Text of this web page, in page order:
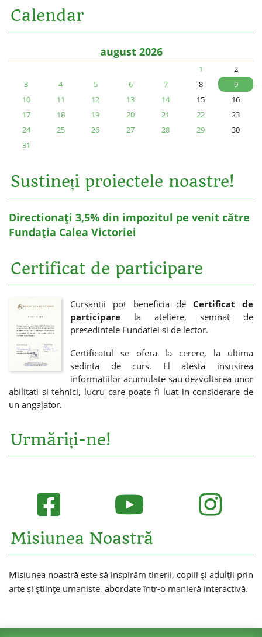
Calendar
august 2026
1
2
3
4 5 6 7 8
9
10
11 12 13 14 15
16
17
18 19 20 21 22
23
24
25 26 27 28 29
30
31
Sustineți proiectele noastre!
Directionați 3,5% din impozitul pe venit către
Fundația Calea Victoriei
Certificat de participare
Cursantii pot beneficia de Certificat de
participare la ateliere, semnat de
presedintele Fundatiei si de lector.
Certificatul se ofera la cerere, la ultima
sedinta de curs. El atesta insusirea
informatiilor acumulate sau dezvoltarea unor
abilitati si tehnici, lucru care poate fi luat in considerare de
un angajator.
Urmăriți-ne!
Misiunea Noastră
Misiunea noastră este să inspirăm tinerii, copiii și adulții prin
arte și științe umaniste, abordate într-o manieră interactivă.